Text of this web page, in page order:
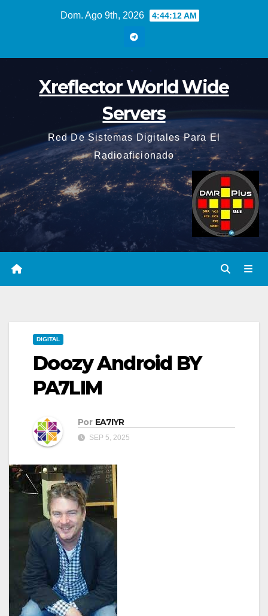
Dom. Ago 9th, 2026 4:44:13 AM
Xreflector World Wide
Servers
Red De Sistemas Digitales Para El
Radioaficionado
DIGITAL
Doozy Android BY
PA7LIM
Por EA7IYR
SEP 5, 2025